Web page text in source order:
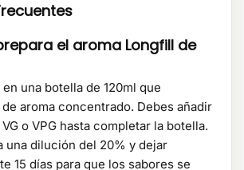
el aroma Longfill de
una botella de 120ml que
aroma concentrado. Debes añadir
o VPG hasta completar la botella.
una dilución del 20% y dejar
15 días para que los sabores se